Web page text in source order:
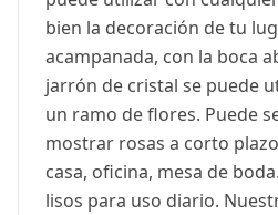
bien la decoración de tu
acampanada, con la boca
jarrón de cristal se puede
un ramo de flores. Puede
mostrar rosas a corto
casa, oficina, mesa de
lisos para uso diario.